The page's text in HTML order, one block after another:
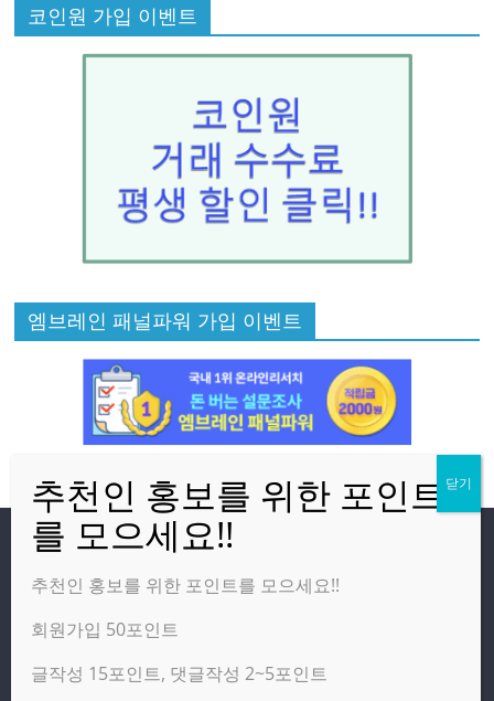
코인원 가입 이벤트
엠브레인 패널파워 가입 이벤트
방문자
온라인 방문자:11
오늘의 조회수:3,342
추천인 홍보를 위한 포인트를 모으세요!!
회원가입 50포인트
글작성 15포인트, 댓글작성 2~5포인트